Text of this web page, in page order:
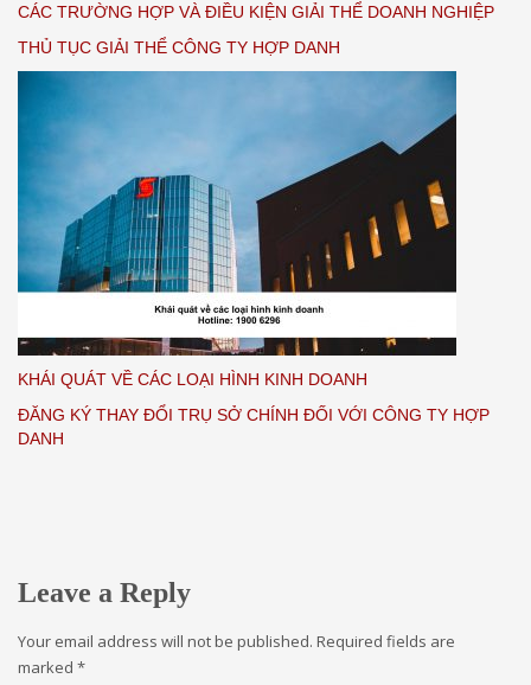
CÁC TRƯỜNG HỢP VÀ ĐIỀU KIỆN GIẢI THỂ DOANH NGHIỆP
THỦ TỤC GIẢI THỂ CÔNG TY HỢP DANH
KHÁI QUÁT VỀ CÁC LOẠI HÌNH KINH DOANH
ĐĂNG KÝ THAY ĐỔI TRỤ SỞ CHÍNH ĐỐI VỚI CÔNG TY HỢP
DANH
Leave a Reply
Your email address will not be published. Required fields are
marked *